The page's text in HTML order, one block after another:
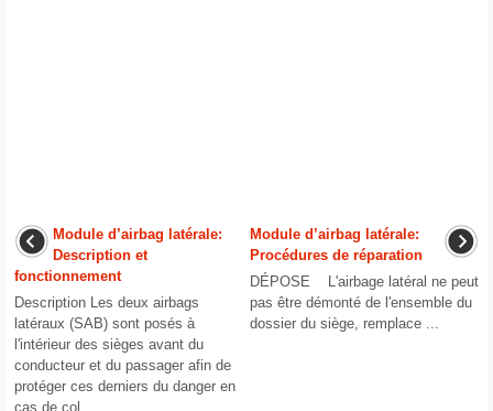
Module d’airbag latérale:
Description et
fonctionnement
Description Les deux airbags
latéraux (SAB) sont posés à
l'intérieur des sièges avant du
conducteur et du passager afin de
protéger ces derniers du danger en
cas de col ...
Module d’airbag latérale:
Procédures de réparation
DÉPOSE L'airbage latéral ne peut
pas être démonté de l'ensemble du
dossier du siège, remplace ...